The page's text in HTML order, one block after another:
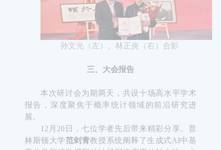
孙文光（左）、林正炎（右）合影
三、大会报告
本次研讨会为期两天，共设十场高水平学术
12 月20日，七位学者先后带来精彩分享。普
林斯
于分类和扩散模型的神经网络密度估计方法；中
国科学院数学与系统科学研究院 巩馥洲研究员深